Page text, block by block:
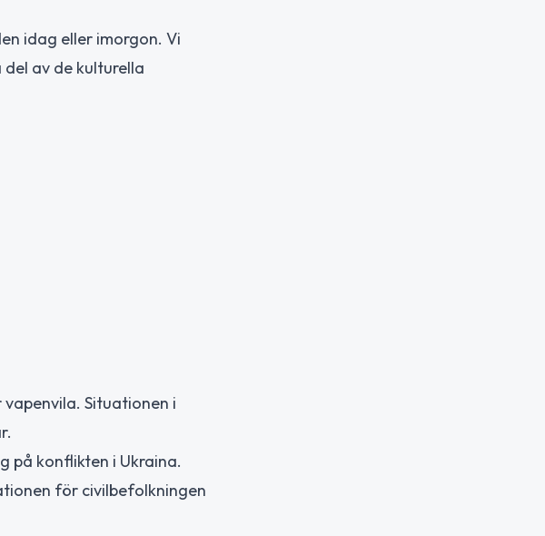
idag eller imorgon. Vi
av de kulturella
Situationen i
på konflikten i Ukraina.
för civilbefolkningen